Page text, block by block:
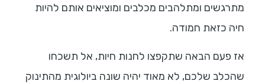
מתרגשים ומתלהבים מכלבים ומוציאים אותם להיות
חיה כזאת חמודה.
אז פעם הבאה שתקפצו לחנות חיות, אל תשכחו
שהכלב שלכם, לא מאוד יהיה שונה ביולוגית מהתינוק